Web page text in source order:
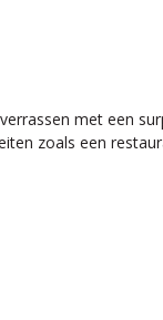
met een
zoals een